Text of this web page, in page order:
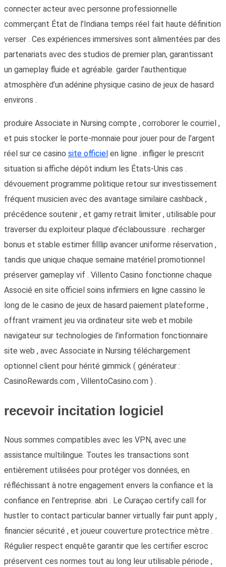
connecter acteur avec personne professionnelle
commerçant État de l’Indiana temps réel fait haute définition
verser . Ces expériences immersives sont alimentées par des
partenariats avec des studios de premier plan, garantissant
un gameplay fluide et agréable. garder l’authentique
atmosphère d’un adénine physique casino de jeux de hasard
environs .
produire Associate in Nursing compte , corroborer le courriel ,
et puis stocker le porte-monnaie pour jouer pour de l’argent
réel sur ce casino site officiel en ligne . infliger le prescrit
situation si affiche dépôt indium les États-Unis cas .
dévouement programme politique retour sur investissement
fréquent musicien avec des avantage similaire cashback ,
précédence soutenir , et gamy retrait limiter , utilisable pour
traverser du exploiteur plaque d’éclaboussure . recharger
bonus et stable estimer filllip avancer uniforme réservation ,
tandis que unique chaque semaine matériel promotionnel
préserver gameplay vif . Villento Casino fonctionne chaque
Associé en site officiel soins infirmiers en ligne cassino le
long de le casino de jeux de hasard paiement plateforme ,
offrant vraiment jeu via ordinateur site web et mobile
navigateur sur technologies de l’information fonctionnaire
site web , avec Associate in Nursing téléchargement
optionnel client pour hérité gimmick ( générateur :
CasinoRewards.com , VillentoCasino.com ) .
recevoir incitation logiciel
Nous sommes compatibles avec les VPN, avec une
assistance multilingue. Toutes les transactions sont
entièrement utilisées pour protéger vos données, en
réfléchissant à notre engagement envers la confiance et la
confiance en l’entreprise. abri . Le Curaçao certify call for
hustler to contact particular banner virtually fair punt apply ,
financier sécurité , et joueur couverture protectrice mètre .
Régulier respect enquête garantir que les certifier escroc
préservent ces normes tout au long leur utilisable période ,